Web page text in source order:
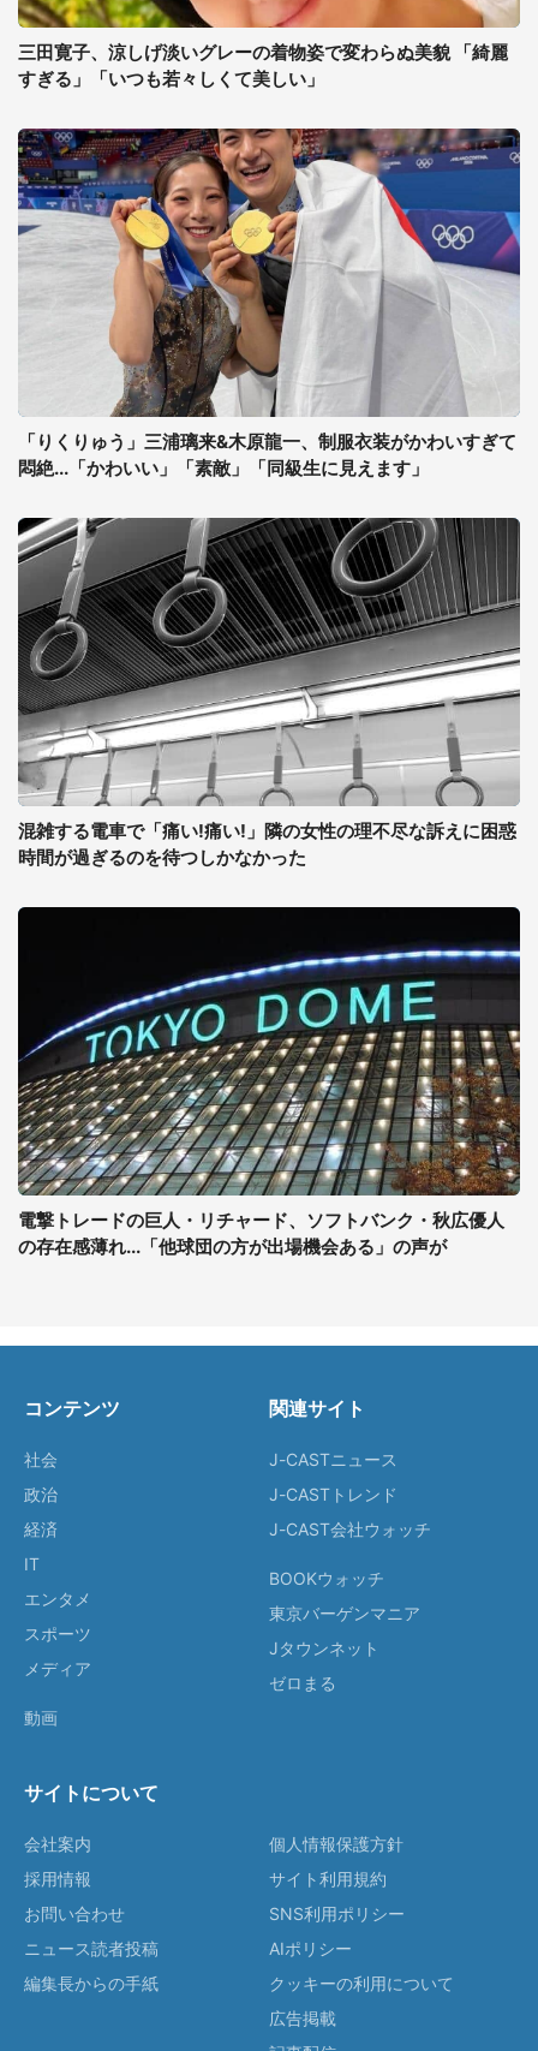
三田寛子、涼しげ淡いグレーの着物姿で変わらぬ美貌 「綺麗
すぎる」「いつも若々しくて美しい」
「りくりゅう」三浦璃来&木原龍一、制服衣装がかわいすぎて
悶絶...「かわいい」「素敵」「同級生に見えます」
混雑する電車で「痛い!痛い!」隣の女性の理不尽な訴えに困惑
時間が過ぎるのを待つしかなかった
電撃トレードの巨人・リチャード、ソフトバンク・秋広優人
の存在感薄れ...「他球団の方が出場機会ある」の声が
コンテンツ
社会
政治
経済
IT
エンタメ
スポーツ
メディア
動画
関連サイト
J-CASTニュース
J-CASTトレンド
J-CAST会社ウォッチ
BOOKウォッチ
東京バーゲンマニア
Jタウンネット
ゼロまる
サイトについて
会社案内
採用情報
お問い合わせ
ニュース読者投稿
編集長からの手紙
個人情報保護方針
サイト利用規約
SNS利用ポリシー
AIポリシー
クッキーの利用について
広告掲載